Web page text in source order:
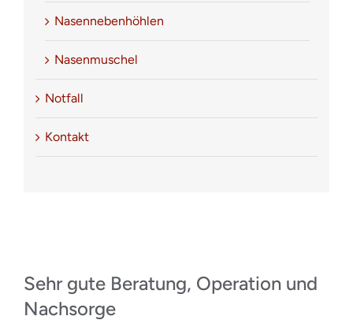
Nasennebenhöhlen
Nasenmuschel
Notfall
Kontakt
Sehr gute Beratung, Operation und
Nachsorge